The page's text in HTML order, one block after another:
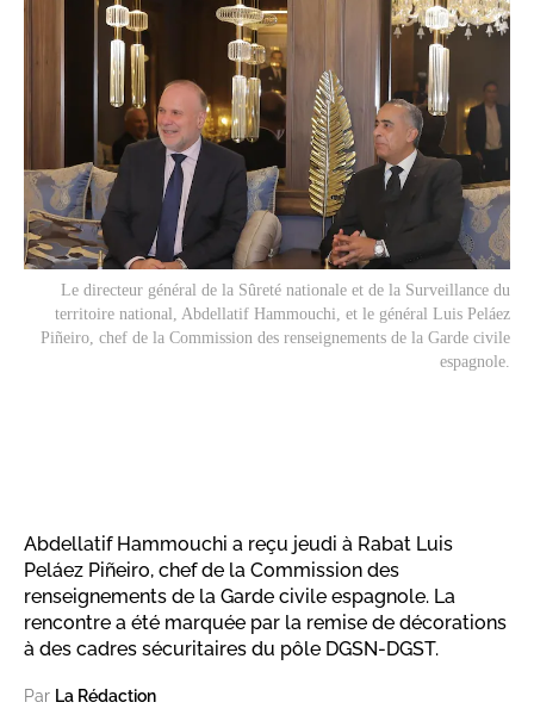
Le directeur général de la Sûreté nationale et de la Surveillance du
territoire national, Abdellatif Hammouchi, et le général Luis Peláez
Piñeiro, chef de la Commission des renseignements de la Garde civile
espagnole.
Abdellatif Hammouchi a reçu jeudi à Rabat Luis
Peláez Piñeiro, chef de la Commission des
renseignements de la Garde civile espagnole. La
rencontre a été marquée par la remise de décorations
à des cadres sécuritaires du pôle DGSN-DGST.
Par La Rédaction